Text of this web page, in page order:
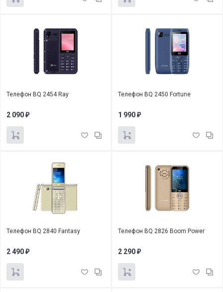
Телефон BQ 2454 Ray
2 090 ₽
Телефон BQ 2450 Fortune
1 990 ₽
Телефон BQ 2840 Fantasy
2 490 ₽
Телефон BQ 2826 Boom Power
2 290 ₽